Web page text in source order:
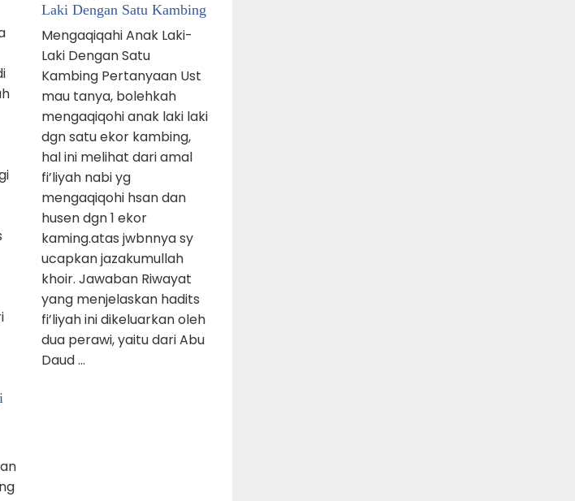
Laki Dengan Satu Kambing
Mengaqiqahi Anak Laki-
Laki Dengan Satu
Kambing Pertanyaan Ust
mau tanya, bolehkah
mengaqiqohi anak laki laki
dgn satu ekor kambing,
hal ini melihat dari amal
fi’liyah nabi yg
mengaqiqohi hsan dan
husen dgn 1 ekor
kaming.atas jwbnnya sy
ucapkan jazakumullah
khoir. Jawaban Riwayat
yang menjelaskan hadits
fi’liyah ini dikeluarkan oleh
dua perawi, yaitu dari Abu
Daud …